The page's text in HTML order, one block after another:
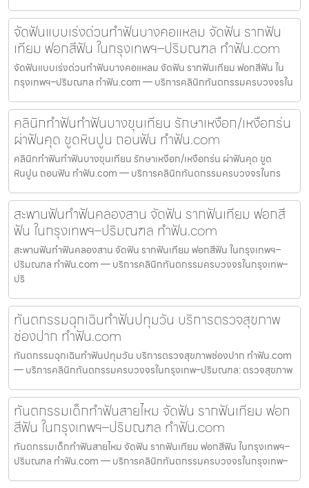
จัดฟันแบบเร่งด่วนทำฟันบางคอแหลม จัดฟัน รากฟัน
เทียม ฟอกสีฟัน ในกรุงเทพฯ–ปริมณฑล ทำฟัน.com
จัดฟันแบบเร่งด่วนทำฟันบางคอแหลม จัดฟัน รากฟันเทียม ฟอกสีฟัน ใน
กรุงเทพฯ–ปริมณฑล ทำฟัน.com — บริการคลินิกทันตกรรมครบวงจรใน
คลินิกทำฟันทำฟันบางขุนเทียน รักษาเหงือก/เหงือกร่น
ผ่าฟันคุด ขูดหินปูน ถอนฟัน ทำฟัน.com
คลินิกทำฟันทำฟันบางขุนเทียน รักษาเหงือก/เหงือกร่น ผ่าฟันคุด ขูด
หินปูน ถอนฟัน ทำฟัน.com — บริการคลินิกทันตกรรมครบวงจรในกร
สะพานฟันทำฟันคลองสาน จัดฟัน รากฟันเทียม ฟอกสี
ฟัน ในกรุงเทพฯ–ปริมณฑล ทำฟัน.com
สะพานฟันทำฟันคลองสาน จัดฟัน รากฟันเทียม ฟอกสีฟัน ในกรุงเทพฯ–
ปริมณฑล ทำฟัน.com — บริการคลินิกทันตกรรมครบวงจรในกรุงเทพ–
ปริ
ทันตกรรมฉุกเฉินทำฟันปทุมวัน บริการตรวจสุขภาพ
ช่องปาก ทำฟัน.com
ทันตกรรมฉุกเฉินทำฟันปทุมวัน บริการตรวจสุขภาพช่องปาก ทำฟัน.com
— บริการคลินิกทันตกรรมครบวงจรในกรุงเทพ–ปริมณฑล: ตรวจสุขภาพ
ทันตกรรมเด็กทำฟันสายไหม จัดฟัน รากฟันเทียม ฟอก
สีฟัน ในกรุงเทพฯ–ปริมณฑล ทำฟัน.com
ทันตกรรมเด็กทำฟันสายไหม จัดฟัน รากฟันเทียม ฟอกสีฟัน ในกรุงเทพฯ–
ปริมณฑล ทำฟัน.com — บริการคลินิกทันตกรรมครบวงจรในกรุงเทพ–